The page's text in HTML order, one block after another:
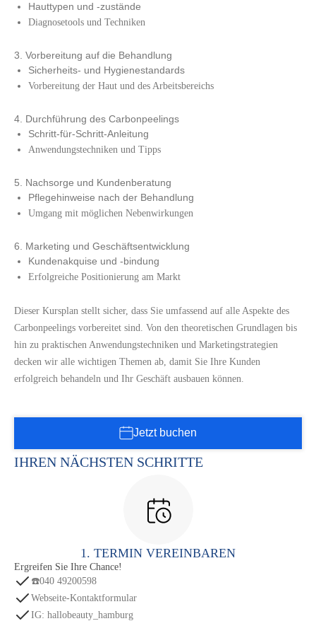
Hauttypen und -zustände
Diagnosetools und Techniken
3. Vorbereitung auf die Behandlung
Sicherheits- und Hygienestandards
Vorbereitung der Haut und des Arbeitsbereichs
4. Durchführung des Carbonpeelings
Schritt-für-Schritt-Anleitung
Anwendungstechniken und Tipps
5. Nachsorge und Kundenberatung
Pflegehinweise nach der Behandlung
Umgang mit möglichen Nebenwirkungen
6. Marketing und Geschäftsentwicklung
Kundenakquise und -bindung
Erfolgreiche Positionierung am Markt
Dieser Kursplan stellt sicher, dass Sie umfassend auf alle Aspekte des
Carbonpeelings vorbereitet sind. Von den theoretischen Grundlagen bis
hin zu praktischen Anwendungstechniken und Marketingstrategien
decken wir alle wichtigen Themen ab, damit Sie Ihre Kunden
erfolgreich behandeln und Ihr Geschäft ausbauen können.
Jetzt buchen
IHREN NÄCHSTEN SCHRITTE
1. TERMIN VEREINBAREN
Ergreifen Sie Ihre Chance!
☎️040 49200598
Webseite-Kontaktformular
IG: hallobeauty_hamburg